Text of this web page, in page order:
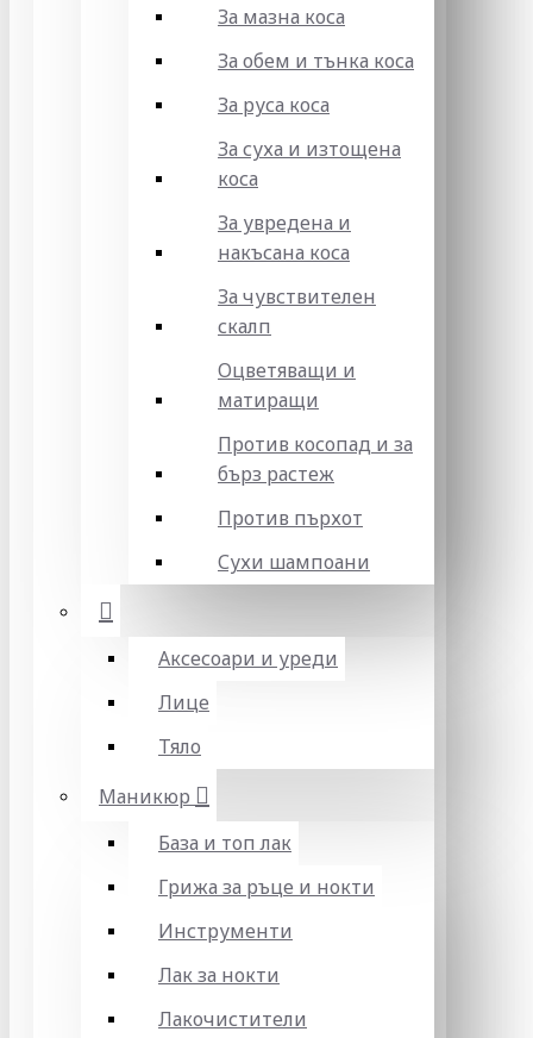
За мазна коса
За обем и тънка коса
За руса коса
За суха и изтощена
коса
За увредена и
накъсана коса
За чувствителен
скалп
Оцветяващи и
матиращи
Против косопад и за
бърз растеж
Против пърхот
Сухи шампоани
Аксесоари и уреди
Лице
Тяло
Маникюр
База и топ лак
Грижа за ръце и нокти
Инструменти
Лак за нокти
Лакочистители